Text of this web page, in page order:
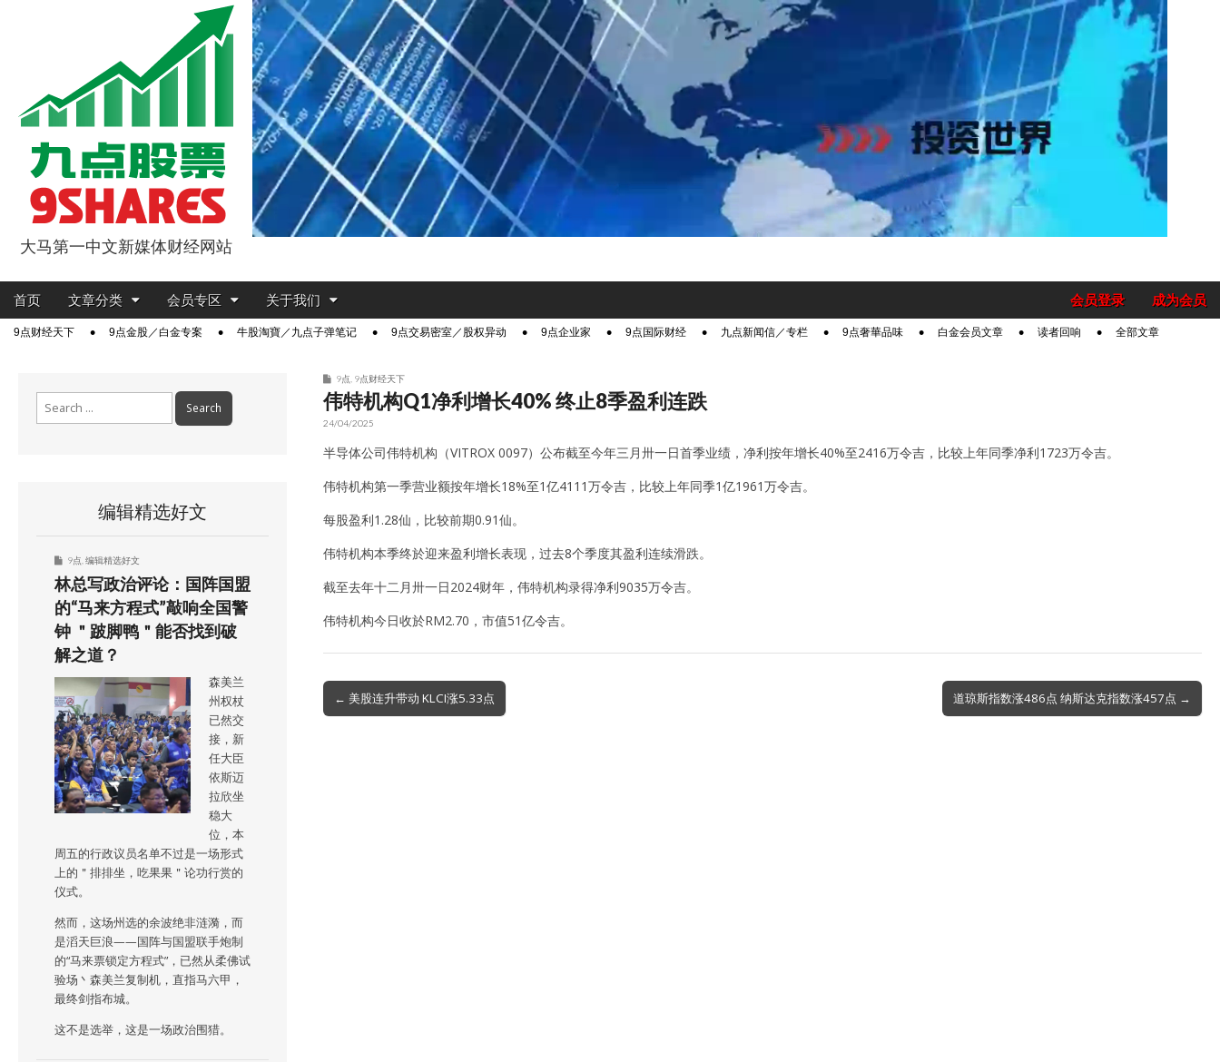
9点股票
大马第一中文新媒体财经网站
Main
Skip
content
首页 文章分类 会员专区 关于我们 成为会员
会员登录
Sub9点财经天下 9点金股／白金专案 牛股淘寶／九点子弹笔记 9点交易密室／股权异动 9点企业家 9点国际财经 九点新闻信／专栏 9点奢華品味 白金会员文章 读者回响 全部文章
9点 9点财经天下
伟特机构Q1净利增长40% 终止8季盈利连跌
24/04/2025
半导体公司伟特机构（VITROX 0097）公布截至今年三月卅一日首季业绩，净利按年增长40%至2416万令吉，比较上年同季净利1723万令吉。
伟特机构第一季营业额按年增长18%至1亿4111万令吉，比较上年同季1亿1961万令吉。
每股盈利1.28仙，比较前期0.91仙。
伟特机构本季终於迎来盈利增长表现，过去8个季度其盈利连续滑跌。
截至去年十二月卅一日2024财年，伟特机构录得净利9035万令吉。
伟特机构今日收於RM2.70，市值51亿令吉。
Post
navigation
← 美股连升带动 KLCI涨5.33点 道琼斯指数涨486点 纳斯达克指数涨457点 →
编辑精选好文
9点 编辑精选好文
林总写政治评论：国阵国盟
的“马来方程式”敲响全国警
钟 ＂跛脚鸭＂能否找到破
解之道？
森美兰
州权杖
已然交
接，新
任大臣
依斯迈
拉欣坐
稳大
位，本
周五的行政议员名单不过是一场形式
上的＂排排坐，吃果果＂论功行赏的
仪式。
然而，这场州选的余波绝非涟漪，而
是滔天巨浪——国阵与国盟联手炮制
的“马来票锁定方程式”，已然从柔佛试
验场丶森美兰复制机，直指马六甲，
最终剑指布城。
这不是选举，这是一场政治围猎。